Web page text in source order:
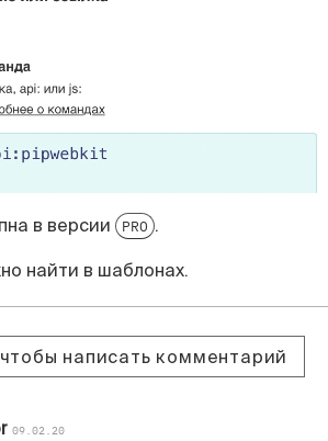
в версии PRO
найти в шаблонах.
написать комментарий
09.02.20